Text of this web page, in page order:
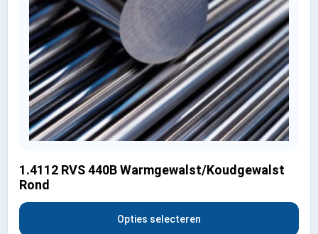
1.4112 RVS 440B Warmgewalst/Koudgewalst
Rond
Opties selecteren